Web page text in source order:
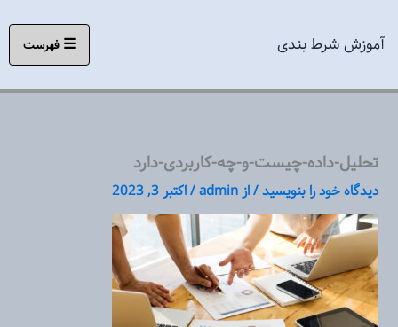
محتواآموزش شرط بندی ☰ فهرست
تحلیل-داده-چیست-و-چه-کاربردی-دارد
دیدگاه‌ خود را بنویسید / از admin
/اکتبر 3, 2023